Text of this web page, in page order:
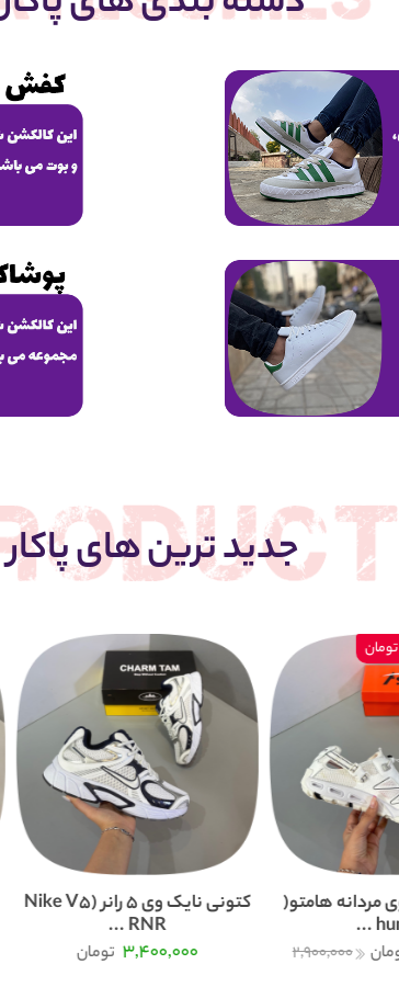
جدید ترین های پاکار
مردانه هامتو(
2,900,000
کتونی نایک وی 5 رانر (Nike V5
RNR ...
3,400,000 تومان